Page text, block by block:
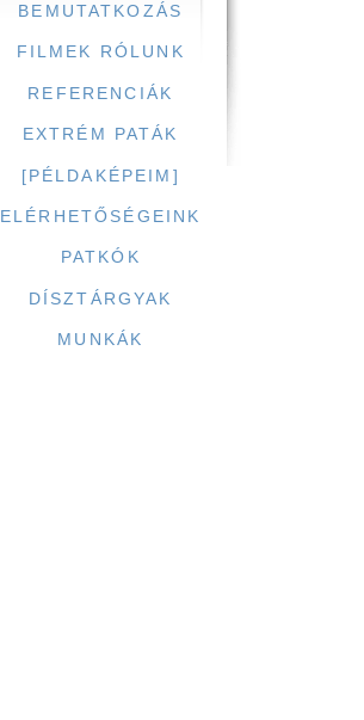
BEMUTATKOZÁS
FILMEK RÓLUNK
REFERENCIÁK
EXTRÉM PATÁK
[PÉLDAKÉPEIM]
ELÉRHETŐSÉGEINK
PATKÓK
DÍSZTÁRGYAK
MUNKÁK